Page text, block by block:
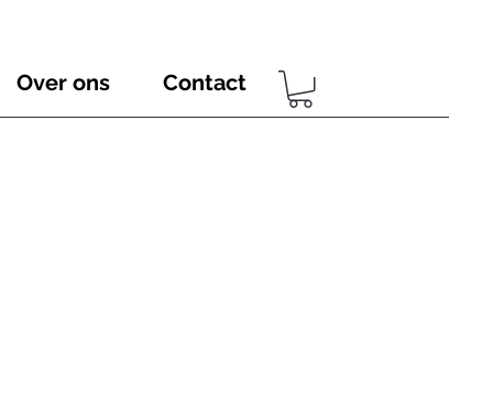
Over ons Contact